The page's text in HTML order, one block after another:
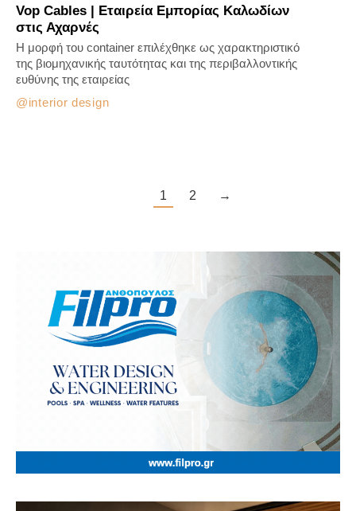
Vop Cables | Εταιρεία Εμπορίας Καλωδίων
στις Αχαρνές
interior design
Η μορφή του container επιλέχθηκε ως χαρακτηριστικό
της βιομηχανικής ταυτότητας και της περιβαλλοντικής
ευθύνης της εταιρείας
1 2 →